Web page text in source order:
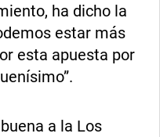
ha dicho la
estar más
esta apuesta por
a la Los